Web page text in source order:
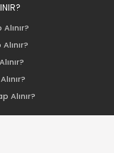
Alınır?